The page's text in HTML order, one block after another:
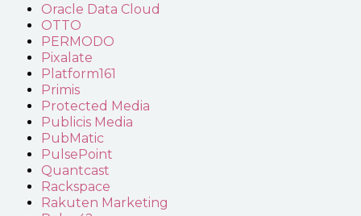
Oracle Data Cloud
OTTO
PERMODO
Pixalate
Platform161
Primis
Protected Media
Publicis Media
PubMatic
PulsePoint
Quantcast
Rackspace
Rakuten Marketing